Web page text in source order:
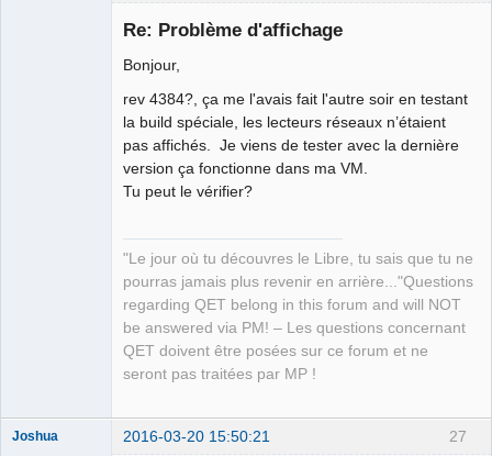
Google_Search
Re: Problème d'affichage
Bonjour,
rev 4384?, ça me l'avais fait l'autre soir en testant
la build spéciale, les lecteurs réseaux n’étaient
pas affichés. Je viens de tester avec la dernière
version ça fonctionne dans ma VM.
Tu peut le vérifier?
"Le jour où tu découvres le Libre, tu sais que tu ne
pourras jamais plus revenir en arrière..."Questions
regarding QET belong in this forum and will NOT
be answered via PM! – Les questions concernant
QET doivent être posées sur ce forum et ne
seront pas traitées par MP !
27
Joshua 2016-03-20 15:50:21